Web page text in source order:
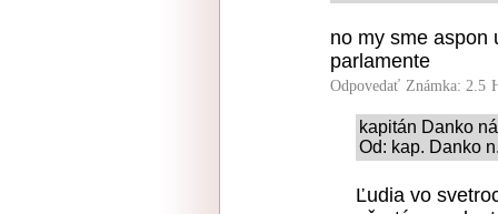
no my sme aspon
parlamente
Odpovedať Známka: 2.5
kapitán Danko
Od: kap. Danko
Ľudia vo